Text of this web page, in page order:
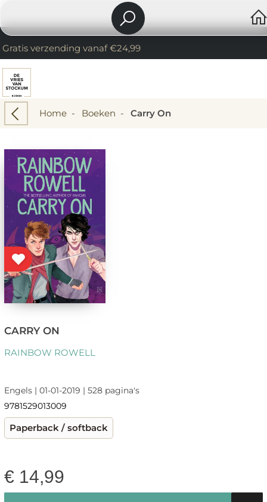
Gratis verzending vanaf €24,99
Home- Boeken - Carry On
CARRY ON
RAINBOW ROWELL
Engels | 01-01-2019 | 528 pagina's
9781529013009
Paperback / softback
€ 14,99